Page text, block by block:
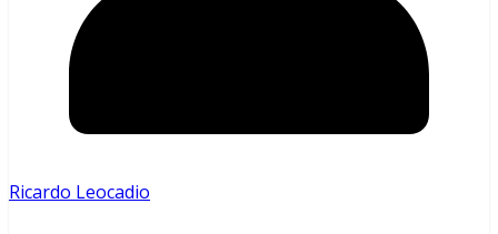
Ricardo Leocadio